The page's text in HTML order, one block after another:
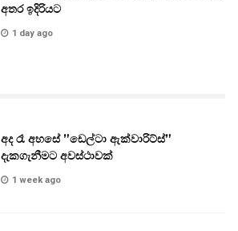
අතර ඉදිරියට
1 day ago
අද රෑ අහසේ ”ඩෙල්ටා ඇක්වාරිට්ස්”
දැකගැනීමට අවස්ථාවක්
1 week ago